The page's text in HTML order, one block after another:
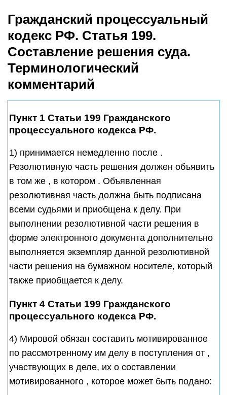
Гражданский процессуальный
кодекс РФ. Статья 199.
Составление решения суда.
Терминологический
комментарий
Пункт 1 Статьи 199 Гражданского
процессуального кодекса РФ.
1) принимается немедленно после .
Резолютивную часть решения должен объявить
в том же , в котором . Объявленная
резолютивная часть должна быть подписана
всеми судьями и приобщена к делу. При
выполнении резолютивной части решения в
форме электронного документа дополнительно
выполняется экземпляр данной резолютивной
части решения на бумажном носителе, который
также приобщается к делу.
Пункт 4 Статьи 199 Гражданского
процессуального кодекса РФ.
4) Мировой обязан составить мотивированное
по рассмотренному им делу в поступления от ,
участвующих в деле, их о составлении
мотивированного , которое может быть подано: